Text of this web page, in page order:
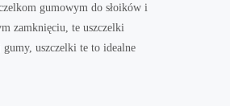
gumowym do słoików i
zamknięciu, te uszczelki
gumy, uszczelki te to idealne